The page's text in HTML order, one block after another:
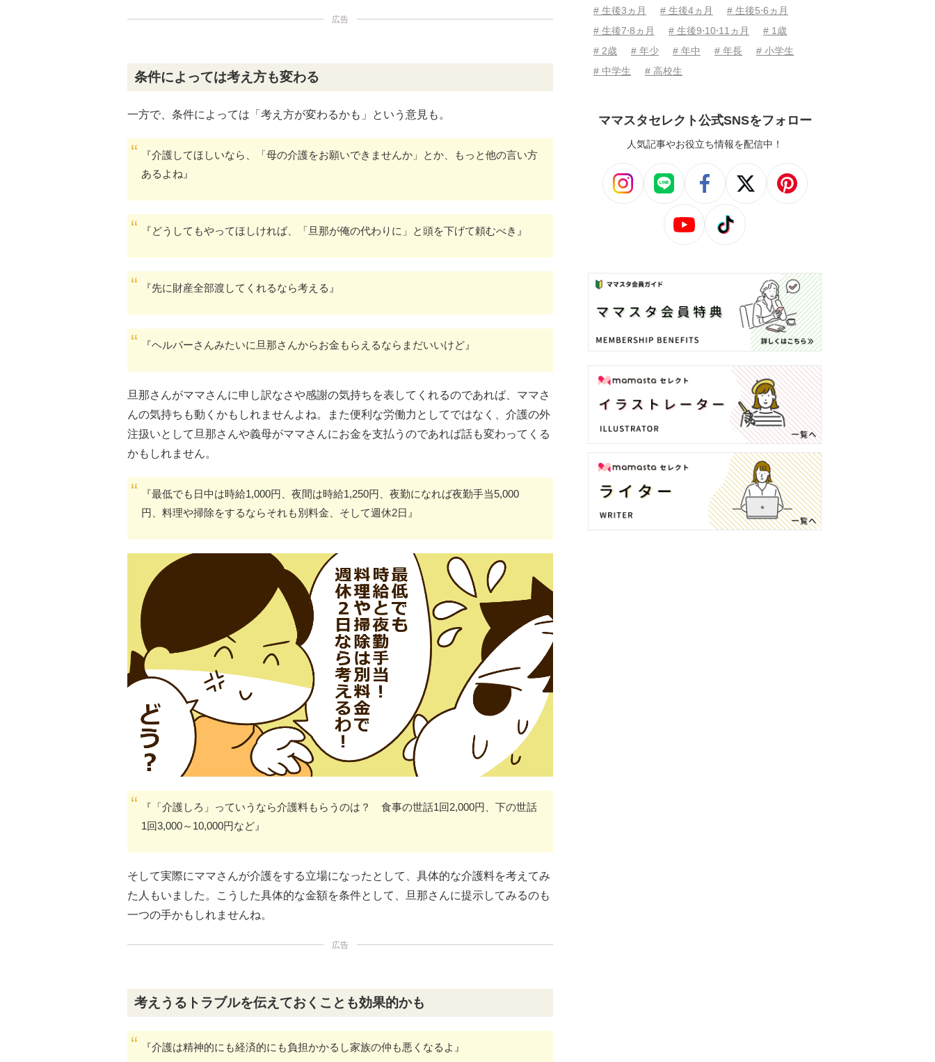
広告
条件によっては考え方も変わる
一方で、条件によっては「考え方が変わるかも」という意見も。
『介護してほしいなら、「母の介護をお願いできませんか」とか、もっと他の言い方
あるよね』
『どうしてもやってほしければ、「旦那が俺の代わりに」と頭を下げて頼むべき』
『先に財産全部渡してくれるなら考える』
『ヘルパーさんみたいに旦那さんからお金もらえるならまだいいけど』
旦那さんがママさんに申し訳なさや感謝の気持ちを表してくれるのであれば、ママさ
んの気持ちも動くかもしれませんよね。また便利な労働力としてではなく、介護の外
注扱いとして旦那さんや義母がママさんにお金を支払うのであれば話も変わってくる
かもしれません。
『最低でも日中は時給1,000円、夜間は時給1,250円、夜勤になれば夜勤手当5,000
円、料理や掃除をするならそれも別料金、そして週休2日』
『「介護しろ」っていうなら介護料もらうのは？ 食事の世話1回2,000円、下の世話
1回3,000～10,000円など』
そして実際にママさんが介護をする立場になったとして、具体的な介護料を考えてみ
た人もいました。こうした具体的な金額を条件として、旦那さんに提示してみるのも
一つの手かもしれませんね。
広告
考えうるトラブルを伝えておくことも効果的かも
『介護は精神的にも経済的にも負担かかるし家族の仲も悪くなるよ』
# 生後3ヵ月
# 生後4ヵ月
# 生後5⋅6ヵ月
# 生後7⋅8ヵ月
# 生後9⋅10⋅11ヵ月
# 1歳
# 2歳
# 年少 # 年中 # 年長
# 小学生
# 中学生
# 高校生
ママスタセレクト公式SNSをフォロー
人気記事やお役立ち情報を配信中！